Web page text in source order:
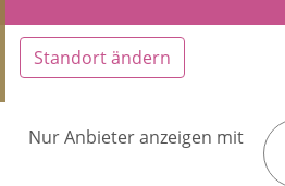
Standort ändern
Nur Anbieter anzeigen mit